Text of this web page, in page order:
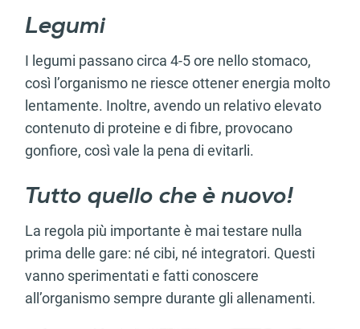
Legumi
I legumi passano circa 4-5 ore nello stomaco,
così l’organismo ne riesce ottener energia molto
lentamente. Inoltre, avendo un relativo elevato
contenuto di proteine e di fibre, provocano
gonfiore, così vale la pena di evitarli.
Tutto quello che è nuovo!
La regola più importante è mai testare nulla
prima delle gare: né cibi, né integratori. Questi
vanno sperimentati e fatti conoscere
all’organismo sempre durante gli allenamenti.